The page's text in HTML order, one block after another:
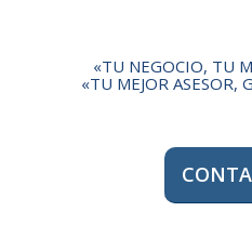
«TU NEGOCIO, TU
«TU MEJOR ASESOR,